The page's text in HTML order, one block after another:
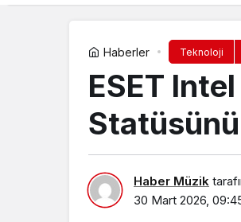
Haberler Teknoloji
ESET
Statüsünü
Haber Müzik
30 Mart 2026,